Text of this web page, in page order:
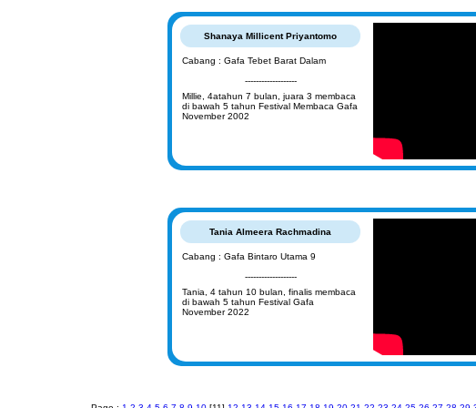
Shanaya Millicent Priyantomo
Cabang : Gafa Tebet Barat Dalam
-------------------
Millie, 4atahun 7 bulan, juara 3 membaca
di bawah 5 tahun Festival Membaca Gafa
November 2002
Tania Almeera Rachmadina
Cabang : Gafa Bintaro Utama 9
-------------------
Tania, 4 tahun 10 bulan, finalis membaca
di bawah 5 tahun Festival Gafa
November 2022